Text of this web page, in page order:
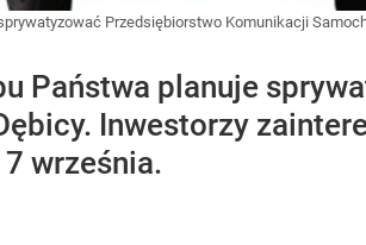
Przedsiębiorstwo Komunikacji
Państwa planuje
Inwestorzy
września.